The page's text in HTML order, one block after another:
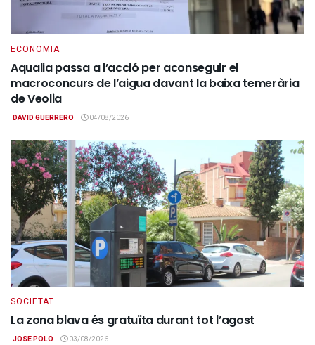
ECONOMIA
Aqualia passa a l’acció per aconseguir el
macroconcurs de l’aigua davant la baixa temerària
de Veolia
DAVID GUERRERO 04/08/2026
SOCIETAT
La zona blava és gratuïta durant tot l’agost
JOSE POLO 03/08/2026